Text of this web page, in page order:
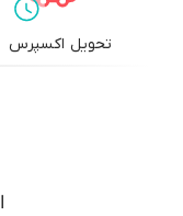
تحویل اکسپرس